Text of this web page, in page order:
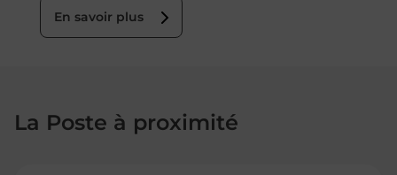
En savoir plus
La Poste à proximité